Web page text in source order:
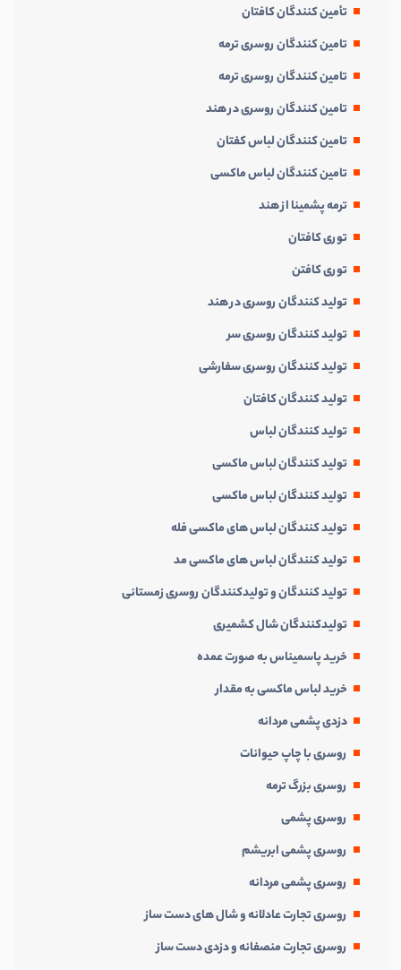
تأمین کنندگان کافتان
تامین کنندگان روسری ترمه
تامین کنندگان روسری ترمه
تامین کنندگان روسری در هند
تامین کنندگان لباس کفتان
تامین کنندگان لباس ماکسی
ترمه پشمینا از هند
توری کافتان
توری کافتن
تولید کنندگان روسری در هند
تولید کنندگان روسری سر
تولید کنندگان روسری سفارشی
تولید کنندگان کافتان
تولید کنندگان لباس
تولید کنندگان لباس ماکسی
تولید کنندگان لباس ماکسی
تولید کنندگان لباس های ماکسی فله
تولید کنندگان لباس های ماکسی مد
تولید کنندگان و تولیدکنندگان روسری زمستانی
تولیدکنندگان شال کشمیری
خرید پاسمیناس به صورت عمده
خرید لباس ماکسی به مقدار
دزدی پشمی مردانه
روسری با چاپ حیوانات
روسری بزرگ ترمه
روسری پشمی
روسری پشمی ابریشم
روسری پشمی مردانه
روسری تجارت عادلانه و شال های دست ساز
روسری تجارت منصفانه و دزدی دست ساز